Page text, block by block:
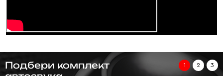
Подбери комплект
1 2 3